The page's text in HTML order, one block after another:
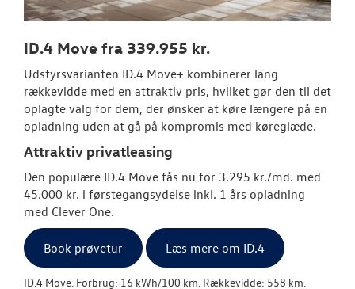
ID.4 Move fra 339.955 kr.
Udstyrsvarianten ID.4 Move+ kombinerer lang
rækkevidde med en attraktiv pris, hvilket gør den til det
oplagte valg for dem, der ønsker at køre længere på en
opladning uden at gå på kompromis med køreglæde.
Attraktiv privatleasing
Den populære ID.4 Move fås nu for 3.295 kr./md. med
45.000 kr. i førstegangsydelse inkl. 1 års opladning
med Clever One.
Book prøvetur Læs mere om ID.4
ID.4 Move. Forbrug: 16 kWh/100 km. Rækkevidde: 558 km.